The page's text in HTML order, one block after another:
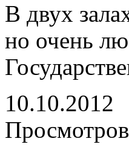
В двух
но очень
10.10.2012